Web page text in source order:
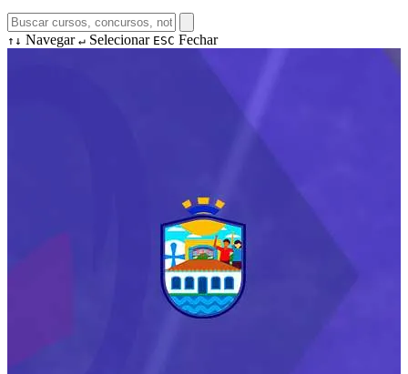
↑↓ Navegar ↵ Selecionar ESC Fechar